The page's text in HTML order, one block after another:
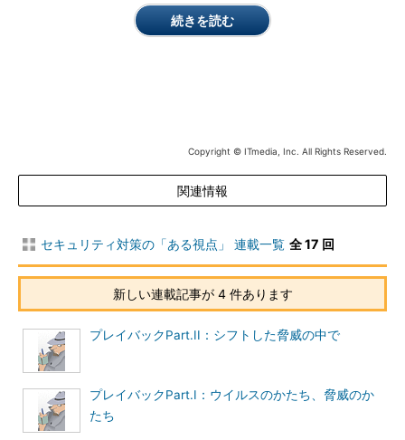
# make install
び/usr/local/etc/clamd.confをエディタで開き、下記のように記
述されている個所の先頭に「#」を加え、コメント行とし、保存
Example
↓
#Example
保存ができたら、下記のようにコマンドを実行して、VirusDB
# freshclam
続きを読む
Copyright © ITmedia, Inc. All Rights Reserved.
関連情報
セキュリティ対策の「ある視点」 連載一覧 全 17 回
新しい連載記事が 4 件あります
プレイバックPart.II：シフトした脅威の中で
プレイバックPart.I：ウイルスのかたち、脅威のか
たち